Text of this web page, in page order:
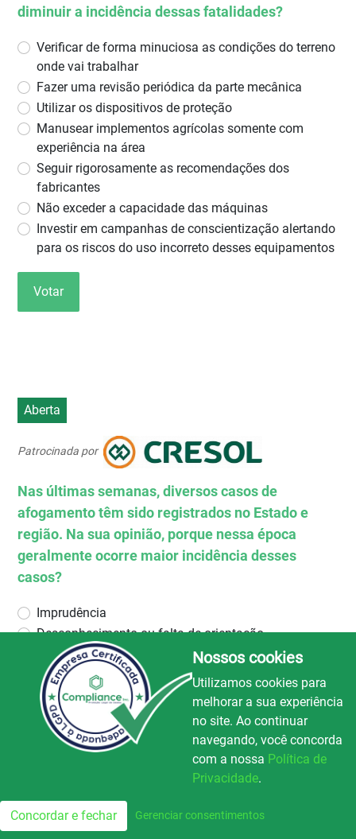
diminuir a incidência dessas fatalidades?
Verificar de forma minuciosa as condições do terreno
onde vai trabalhar
Fazer uma revisão periódica da parte mecânica
Utilizar os dispositivos de proteção
Manusear implementos agrícolas somente com
experiência na área
Seguir rigorosamente as recomendações dos
fabricantes
Não exceder a capacidade das máquinas
Investir em campanhas de conscientização alertando
para os riscos do uso incorreto desses equipamentos
Votar
Aberta
Patrocinada por
Nas últimas semanas, diversos casos de
afogamento têm sido registrados no Estado e
região. Na sua opinião, porque nessa época
geralmente ocorre maior incidência desses
casos?
Imprudência
Desconhecimento ou falta de orientação
Dificuldade de fiscalização
Irresponsabilidade associada ao uso excessivo de
álcool
Ausência de locais apropriados, com disponibilidade
de salva-vidas
106.5
FM
Nossos cookies
Utilizamos cookies para
melhorar a sua experiência
no site. Ao continuar
navegando, você concorda
com a nossa Política de
Privacidade.
Concordar e fechar Gerenciar consentimentos